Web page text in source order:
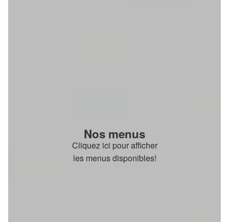
Nos menus
Cliquez ici pour afficher
les menus disponibles!